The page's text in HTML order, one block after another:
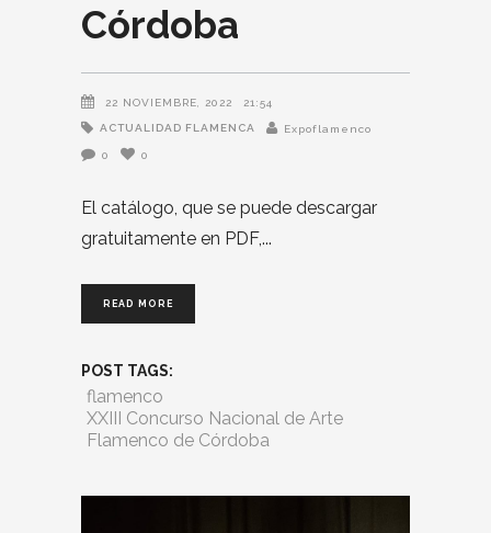
Córdoba
22 NOVIEMBRE, 2022 21:54
ACTUALIDAD FLAMENCA Expoflamenco
0 0
El catálogo, que se puede descargar
gratuitamente en PDF,
READ MORE
POST TAGS:
flamenco
XXIII Concurso Nacional de Arte
Flamenco de Córdoba